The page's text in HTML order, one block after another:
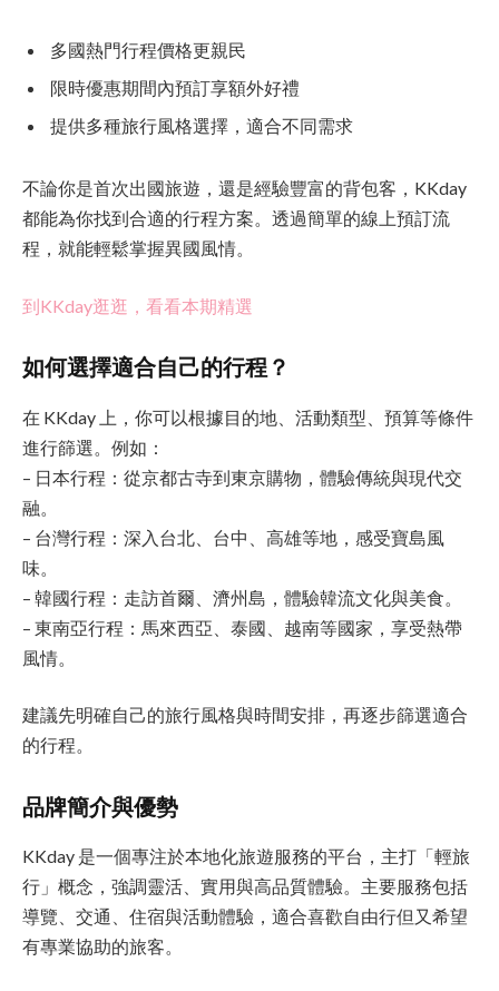
多國熱門行程價格更親民
限時優惠期間內預訂享額外好禮
提供多種旅行風格選擇，適合不同需求
不論你是首次出國旅遊，還是經驗豐富的背包客，KKday
都能為你找到合適的行程方案。透過簡單的線上預訂流
程，就能輕鬆掌握異國風情。
到KKday逛逛，看看本期精選
如何選擇適合自己的行程？
在 KKday 上，你可以根據目的地、活動類型、預算等條件
進行篩選。例如：
– 日本行程：從京都古寺到東京購物，體驗傳統與現代交
融。
– 台灣行程：深入台北、台中、高雄等地，感受寶島風
味。
– 韓國行程：走訪首爾、濟州島，體驗韓流文化與美食。
– 東南亞行程：馬來西亞、泰國、越南等國家，享受熱帶
風情。
建議先明確自己的旅行風格與時間安排，再逐步篩選適合
的行程。
品牌簡介與優勢
KKday 是一個專注於本地化旅遊服務的平台，主打「輕旅
行」概念，強調靈活、實用與高品質體驗。主要服務包括
導覽、交通、住宿與活動體驗，適合喜歡自由行但又希望
有專業協助的旅客。